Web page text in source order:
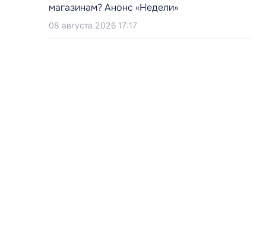
магазинам? Анонс «Недели»
08 августа 2026 17:17